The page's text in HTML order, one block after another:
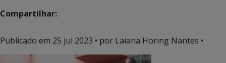
Compartilhar:
Publicado em 25 jul 2023 • por Laiana Horing Nantes •